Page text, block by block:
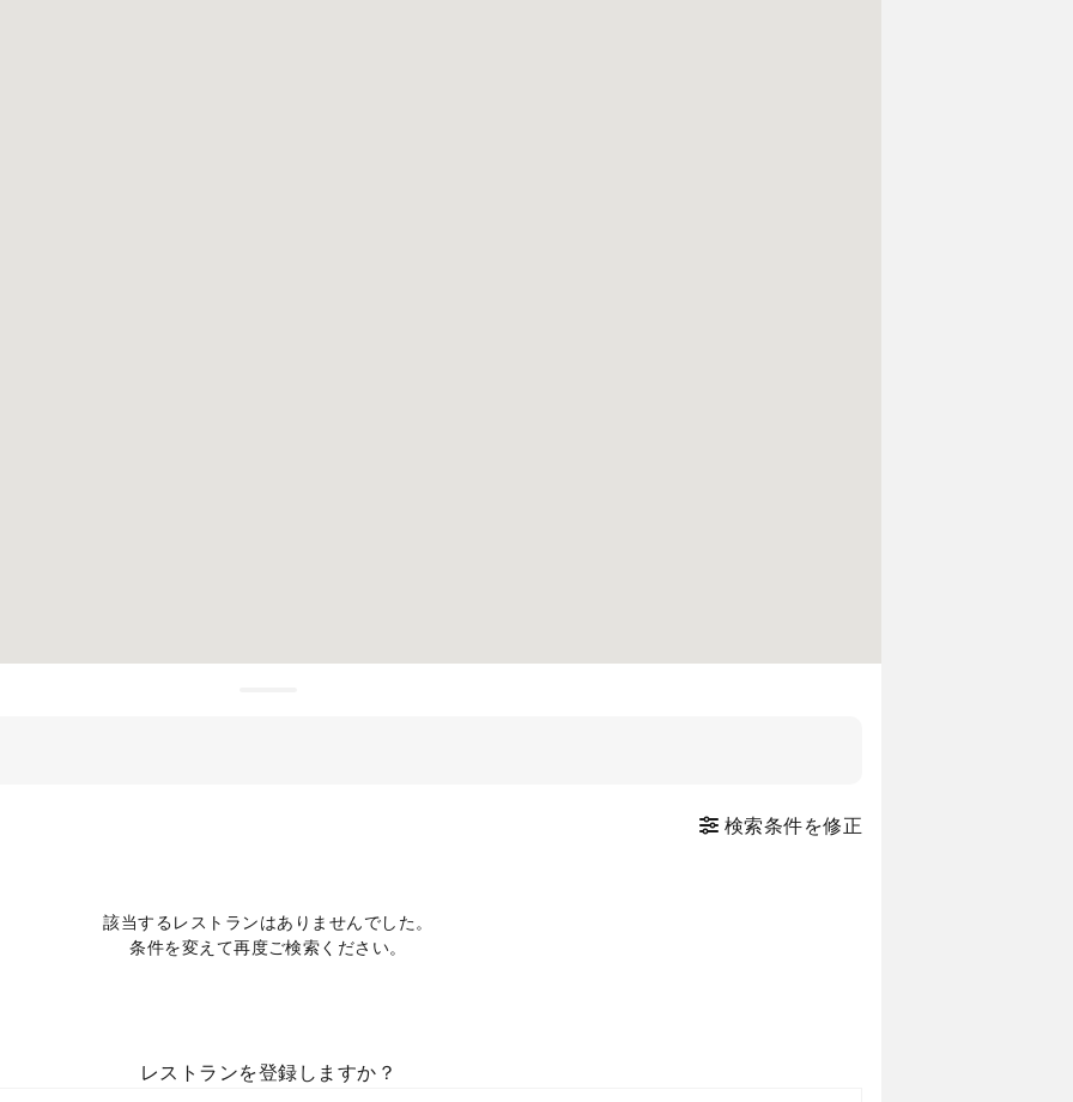
検索条件を修正
該当するレストランはありませんでした。
条件を変えて再度ご検索ください。
レストランを登録しますか？